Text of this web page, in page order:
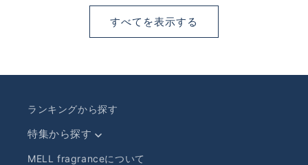
格
格
すべてを表示する
ランキングから探す
特集から探す
MELL fragranceについて